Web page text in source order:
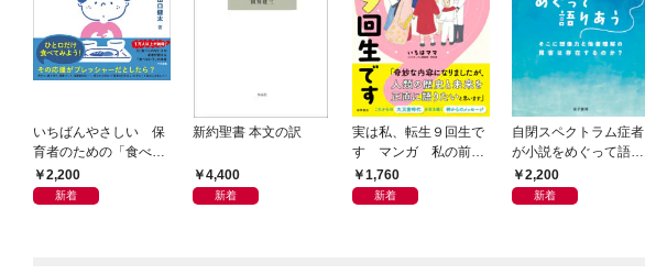
いちばんやさしい 保
育者のための「食べな
い子」サポートＢＯＯ
Ｋ 偏食・少食のお悩
2,200
新着
新約聖書 本文の訳
4,400
新着
実は私、転生９回生で
す マンガ 私の前世
物語1,760
新着
自閉スペクトラム症者
が小説をめぐって語り
あう2,200
新着